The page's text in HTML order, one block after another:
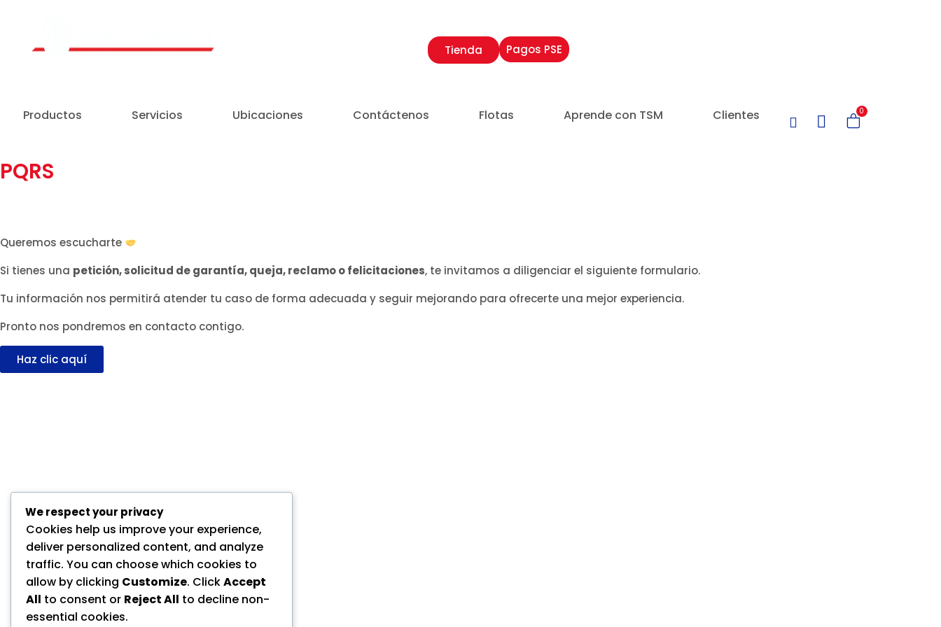
Tienda Pagos PSE
Productos Servicios Ubicaciones Contáctenos Flotas Aprende con TSM Clientes 0
PQRS
Queremos escucharte
Si tienes una petición, solicitud de garantía, queja, reclamo o felicitaciones, te invitamos a diligenciar el siguiente formulario.
Tu información nos permitirá atender tu caso de forma adecuada y seguir mejorando para ofrecerte una mejor experiencia.
Pronto nos pondremos en contacto contigo.
Haz clic aquí
We respect your privacy
Cookies help us improve your experience,
deliver personalized content, and analyze
traffic. You can choose which cookies to
allow by clicking Customize. ClickAccept
All to consent or Reject All to decline non-
essential cookies.